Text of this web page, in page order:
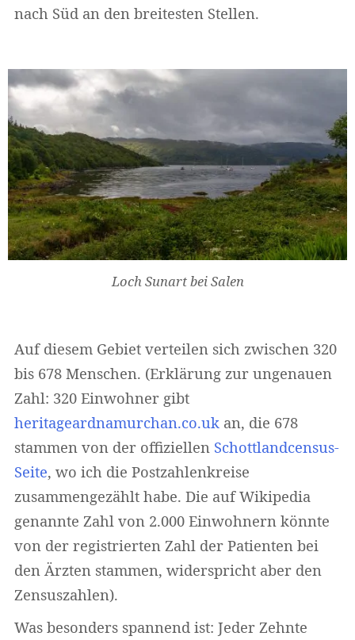
nach Süd an den breitesten Stellen.
Loch Sunart bei Salen
Auf diesem Gebiet verteilen sich zwischen 320
bis 678 Menschen. (Erklärung zur ungenauen
Zahl: 320 Einwohner gibt
heritageardnamurchan.co.uk an, die 678
stammen von der offiziellen Schottlandcensus-
Seite, wo ich die Postzahlenkreise
zusammengezählt habe. Die auf Wikipedia
genannte Zahl von 2.000 Einwohnern könnte
von der registrierten Zahl der Patienten bei
den Ärzten stammen, widerspricht aber den
Zensuszahlen).
Was besonders spannend ist: Jeder Zehnte